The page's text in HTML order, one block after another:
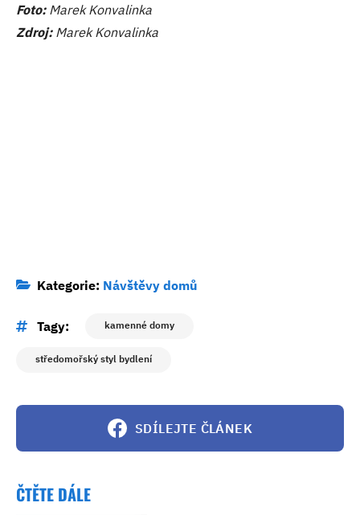
Foto:Marek Konvalinka
Zdroj:Marek Konvalinka
Kategorie: Návštěvy domů
Tagy: kamenné domy
středomořský styl bydlení
SDÍLEJTE ČLÁNEK
ČTĚTE DÁLE